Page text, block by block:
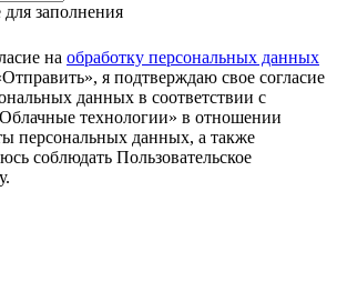
для заполнения
на обработку персональных данных
я подтверждаю свое согласие
данных в соответствии с
технологии» в отношении
персональных данных, а также
соблюдать Пользовательское